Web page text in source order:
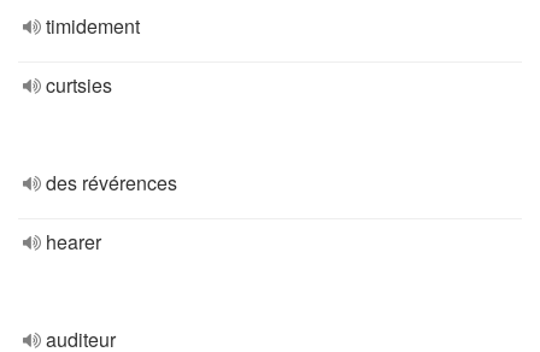
timidement
curtsies
des révérences
hearer
auditeur